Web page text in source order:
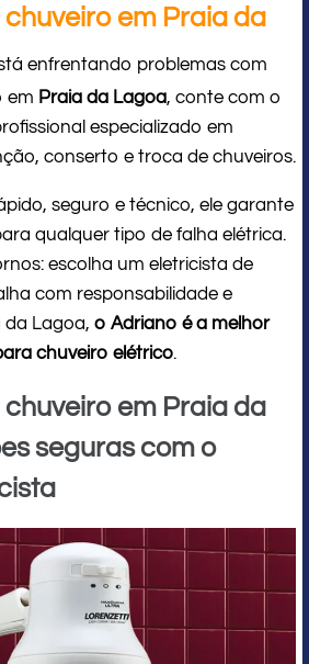
em Praia da
enfrentando problemas com
em Praia da Lagoa, conte com o
especializado em
conserto e troca de chuveiros.
seguro e técnico, ele garante
qualquer tipo de falha elétrica.
escolha um eletricista de
com responsabilidade e
da Lagoa, o Adriano é a melhor
chuveiro elétrico.
em Praia da
seguras com o